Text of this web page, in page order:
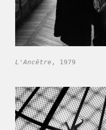
L'Ancêtre , 1979